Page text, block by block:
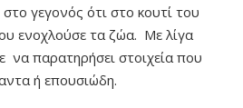
γεγονός ότι στο κουτί του
ενοχλούσε τα ζώα. Με λίγα
να παρατηρήσει στοιχεία που
ή επουσιώδη.